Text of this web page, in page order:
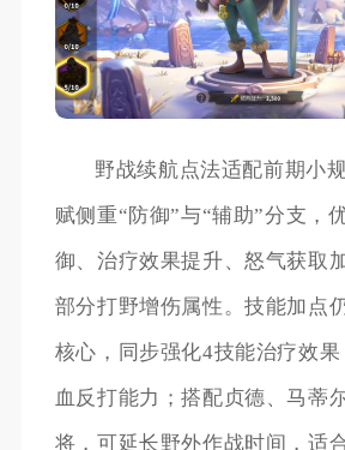
野战续航点法适配前期小
赋侧重“防御”与“辅助”分支，
御、治疗效果提升、怒气获取
部分打野增伤属性。技能加点
核心，同步强化4技能治疗效
血反打能力；搭配贞德、马蒂
将，可延长野外作战时间，适